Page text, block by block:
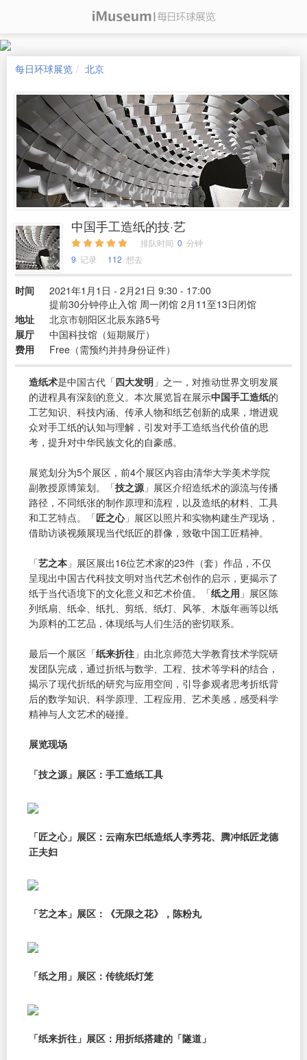
每日环球展览 北京
中国手工造纸的技·艺
排队时间 0 分钟
9 记录 112 想去
时间
2021年1月1日 - 2月21日 9:30 - 17:00
提前30分钟停止入馆 周一闭馆 2月11至13日闭馆
地址
北京市朝阳区北辰东路5号
展厅
中国科技馆（短期展厅）
费用
Free（需预约并持身份证件）
造纸术是中国古代「四大发明 」之一，对推动世界文明发展
的进程具有深刻的意义。本次展览旨在展示中国手工造纸的
工艺知识、科技内涵、传承人物和纸艺创新的成果，增进观
众对手工纸的认知与理解，引发对手工造纸当代价值的思
考，提升对中华民族文化的自豪感。
展览划分为5个展区，前4个展区内容由清华大学美术学院
副教授原博策划。「技之源 」展区介绍造纸术的源流与传播
路径，不同纸张的制作原理和流程，以及造纸的材料、工具
和工艺特点。「匠之心」展区以照片和实物构建生产现场，
借助访谈视频展现当代纸匠的群像，致敬中国工匠精神。
「艺之本 」展区展出16位艺术家的23件（套）作品，不仅
呈现出中国古代科技文明对当代艺术创作的启示，更揭示了
纸于当代语境下的文化意义和艺术价值。「纸之用 」展区陈
列纸扇、纸伞、纸扎、剪纸、纸灯、风筝、木版年画等以纸
为原料的工艺品，体现纸与人们生活的密切联系。
最后一个展区「纸来折往 」由北京师范大学教育技术学院研
发团队完成，通过折纸与数学、工程、技术等学科的结合，
揭示了现代折纸的研究与应用空间，引导参观者思考折纸背
后的数学知识、科学原理、工程应用、艺术美感，感受科学
精神与人文艺术的碰撞。
展览现场
「技之源」展区：手工造纸工具
「匠之心」展区：云南东巴纸造纸人李秀花、腾冲纸匠龙德
正夫妇
「艺之本」展区：《无限之花》，陈粉丸
「纸之用」展区：传统纸灯笼
「纸来折往」展区：用折纸搭建的「隧道」